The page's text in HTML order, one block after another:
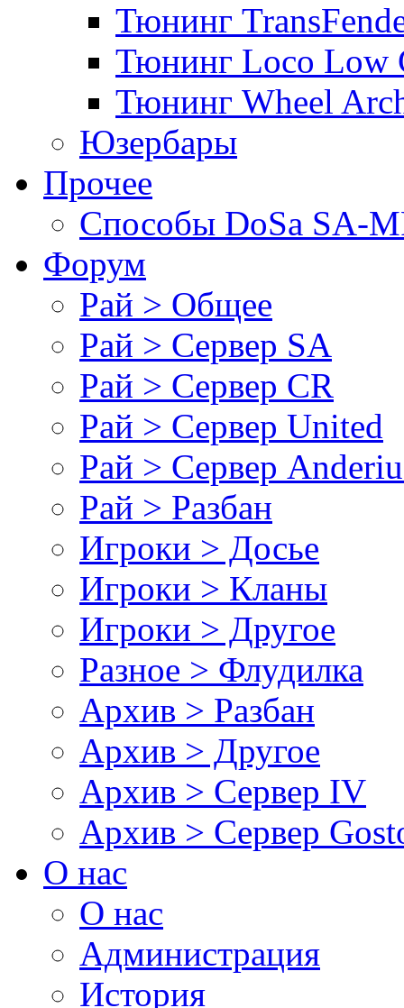
Тюнинг
Тюнинг Loco Low
Тюнинг Wheel
Юзербары
Прочее
Cпособы DoSа SA-
Форум
Рай > Общее
Рай > Сервер SA
Рай > Сервер CR
Рай > Сервер United
Рай > Сервер
Рай > Разбан
Игроки > Досье
Игроки > Кланы
Игроки > Другое
Разное > Флудилка
Архив > Разбан
Архив > Другое
Архив > Сервер IV
Архив > Сервер
О нас
О нас
Администрация
История